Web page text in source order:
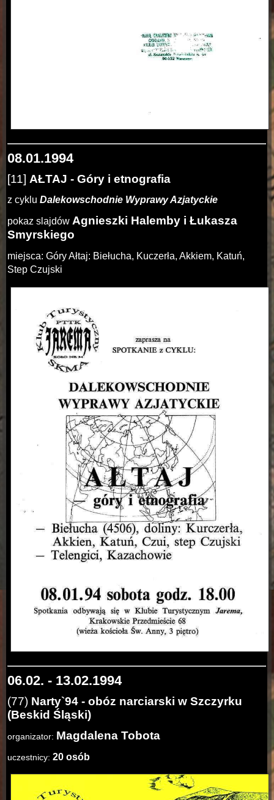
08.01.1994
[11]AŁTAJ - Góry i etnografia
z cykluDalekowschodnie Wyprawy Azjatyckie
pokaz slajdów Agnieszki Halemby i Łukasza
Smyrskiego
miejsca: Góry Ałtaj: Biełucha, Kuczerła, Akkiem, Katuń,
Step Czujski
06.02. - 13.02.1994
(77) Narty`94 - obóz narciarski w Szczyrku
(Beskid Śląski)
organizator: Magdalena Tobota
uczestnicy:20 osób